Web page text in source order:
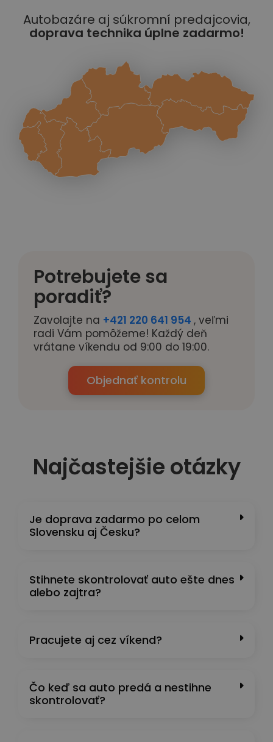
Autobazáre aj súkromní predajcovia,
doprava technika úplne zadarmo!
Potrebujete sa
poradiť?
Zavolajte na +421 220 641 954 , veľmi
radi Vám pomôžeme! Každý deň
vrátane víkendu od 9:00 do 19:00.
Objednať kontrolu
Najčastejšie otázky
Je doprava zadarmo po celom
Slovensku aj Česku?
Stihnete skontrolovať auto ešte dnes
alebo zajtra?
Pracujete aj cez víkend?
Čo keď sa auto predá a nestihne
skontrolovať?